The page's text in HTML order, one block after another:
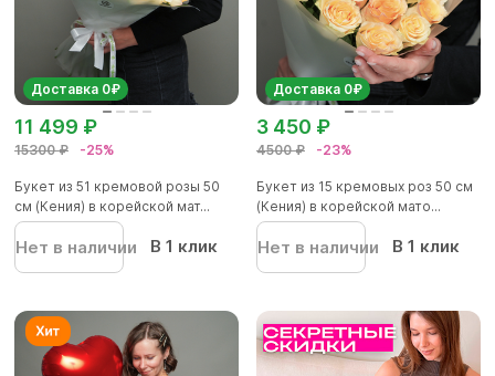
Доставка 0₽
15300 ₽ -25%
11 499 ₽
Букет из 51 кремовой розы 50
см (Кения) в корейской мат...
Нет в наличии В 1 клик
Доставка 0₽
4500 ₽ -23%
3 450 ₽
Букет из 15 кремовых роз 50 см
(Кения) в корейской мато...
Нет в наличии В 1 клик